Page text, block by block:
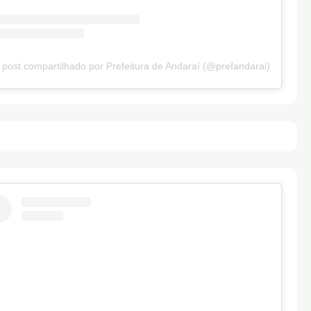
post compartilhado por Prefeitura de Andaraí (@prefandarai)